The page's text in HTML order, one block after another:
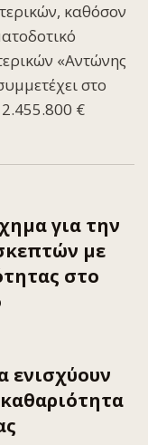
καθόσον
«Αντώνης
στο
€
για την
με
στο
ενισχύουν